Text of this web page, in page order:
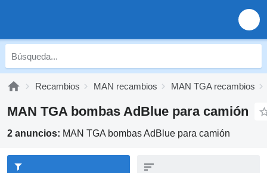
Recambios MAN recambios MAN TGA recambios
MAN TGA bombas AdBlue para camión
2 anuncios: MAN TGA bombas AdBlue para camión